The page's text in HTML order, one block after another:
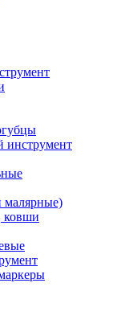
инструмент
малярные)
ковши